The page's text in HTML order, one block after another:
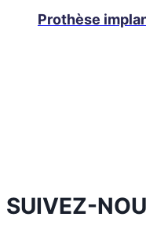
Prothèse
SUIVEZ-